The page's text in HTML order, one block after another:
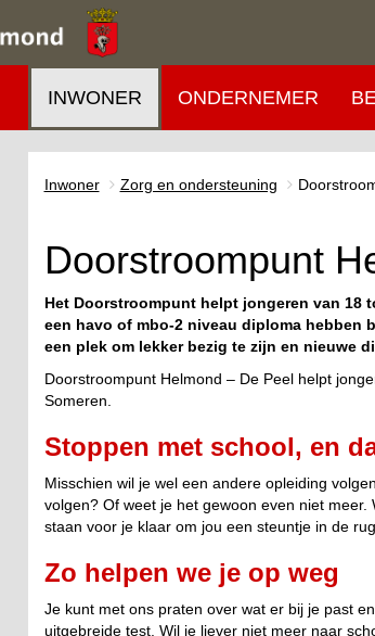
INWONER ONDERNEMER
Inwoner Zorg en ondersteuning
Doorstroompunt
Het Doorstroompunt helpt jongeren van 18
een havo of mbo-2 niveau diploma hebben
een plek om lekker bezig te zijn en nieuwe
Doorstroompunt Helmond – De Peel helpt
Someren.
Stoppen met school, en
Misschien wil je wel een andere opleiding
volgen? Of weet je het gewoon even niet
staan voor je klaar om jou een steuntje in de
Zo helpen we je op weg
Je kunt met ons praten over wat er bij je past
uitgebreide test. Wil je liever niet meer naar